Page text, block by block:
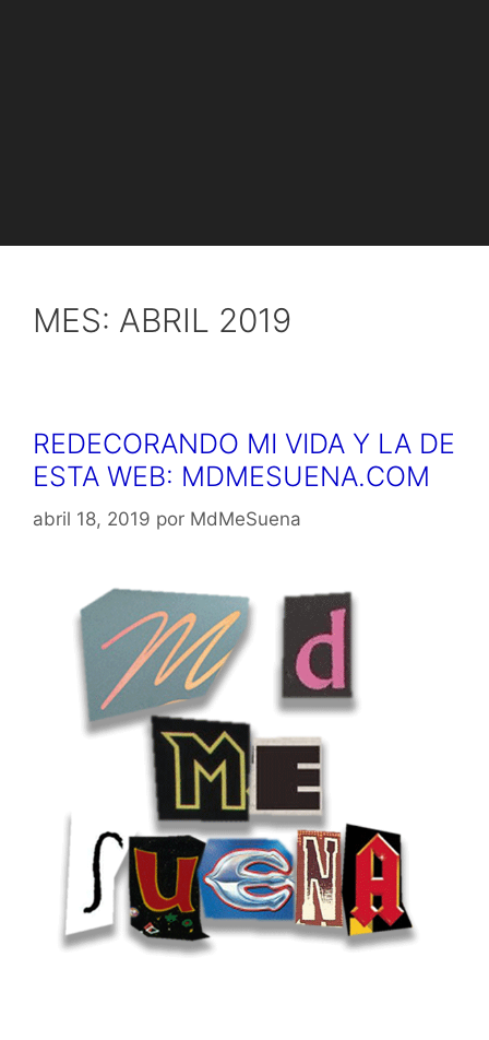
MES: ABRIL 2019
REDECORANDO MI VIDA Y LA DE
ESTA WEB: MDMESUENA.COM
abril 18, 2019 por MdMeSuena